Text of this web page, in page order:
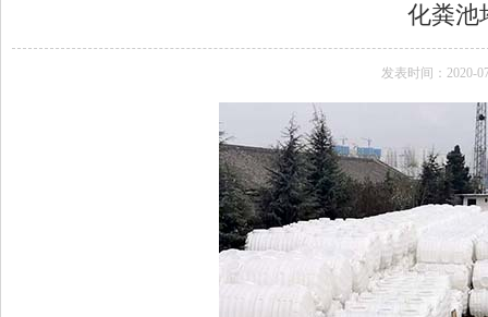
化粪池
发表时间：2020-